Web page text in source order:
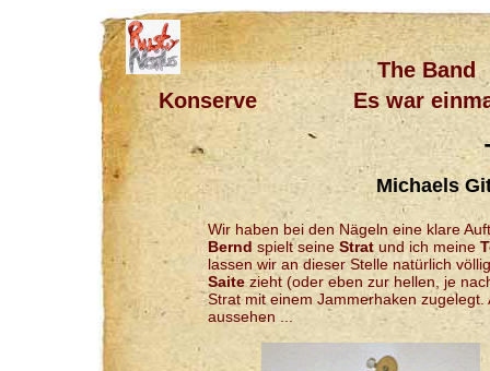
The Band
Konserve
Es war
Michaels
Wir haben bei den Nägeln eine klare
Bernd spielt seine Strat und ich meine
lassen wir an dieser Stelle natürlich
Saitezieht (oder eben zur hellen, je
Strat mit einem Jammerhaken
aussehen ...